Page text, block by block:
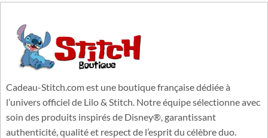
Cadeau-Stitch.com est une boutique française dédiée à
l’univers officiel de Lilo & Stitch. Notre équipe sélectionne avec
soin des produits inspirés de Disney®, garantissant
authenticité, qualité et respect de l’esprit du célèbre duo.